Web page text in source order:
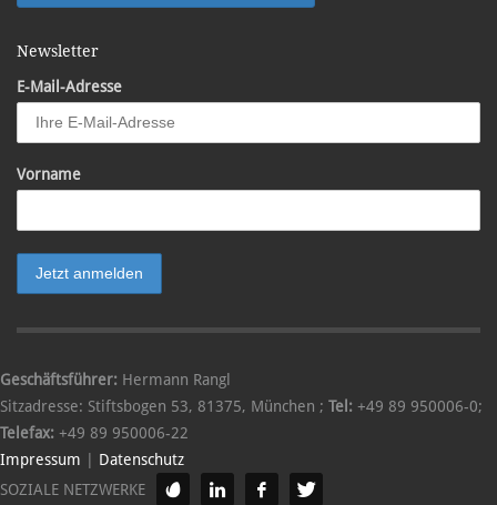
Newsletter
E-Mail-Adresse
Vorname
Geschäftsführer: Hermann Rangl
Sitzadresse: Stiftsbogen 53, 81375, München ; Tel: +49 89 950006-0;
Telefax: +49 89 950006-22
Impressum
Datenschutz
SOZIALE NETZWERKE